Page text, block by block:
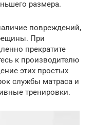
размера.
повреждений,
При
прекратите
к производителю
этих простых
службы матраса и
тренировки.